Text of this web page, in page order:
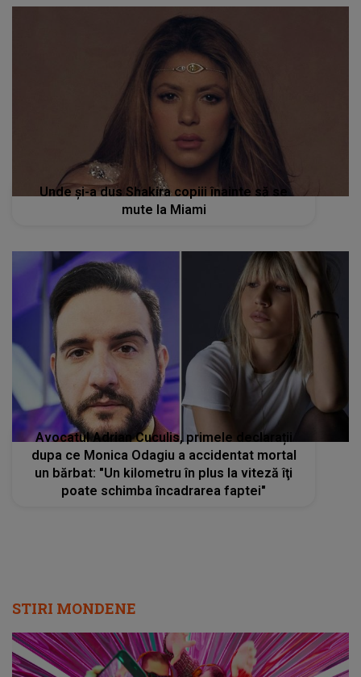
Unde și-a dus Shakira copiii înainte să se
mute la Miami
Avocatul Adrian Cuculis, primele declarații
dupa ce Monica Odagiu a accidentat mortal
un bărbat: "Un kilometru în plus la viteză îţi
poate schimba încadrarea faptei"
STIRI MONDENE